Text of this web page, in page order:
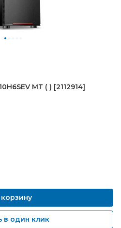
MT ( ) [2112914]
в один клик